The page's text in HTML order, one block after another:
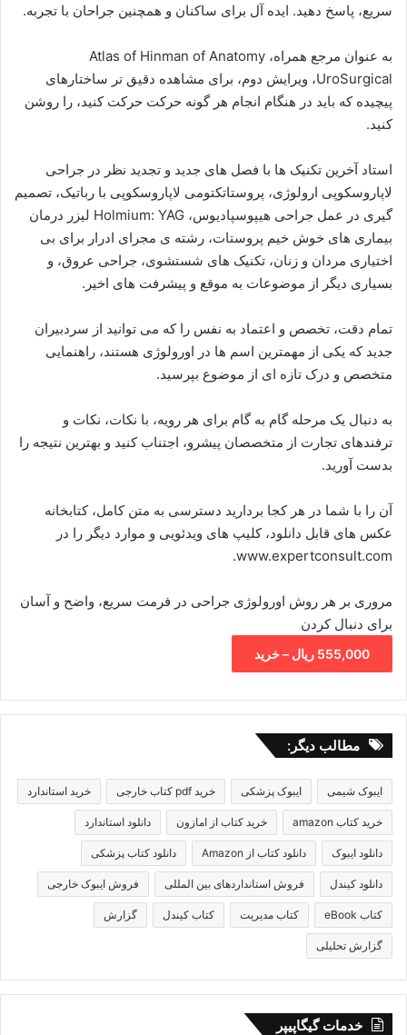
سریع، پاسخ دهید. ایده آل برای ساکنان و همچنین جراحان با تجربه.
به عنوان مرجع همراه، Atlas of Hinman of Anatomy
UroSurgical، ویرایش دوم، برای مشاهده دقیق تر ساختارهای
پیچیده که باید در هنگام انجام هر گونه حرکت حرکت کنید، را روشن
کنید.
استاد آخرین تکنیک ها با فصل های جدید و تجدید نظر در جراحی
لاپاروسکوپی ارولوژی، پروستاتکتومی لاپاروسکوپی با رباتیک، تصمیم
گیری در عمل جراحی هیپوسپادیوس، Holmium: YAG لیزر درمان
بیماری های خوش خیم پروستات، رشته ی مجرای ادرار برای بی
اختیاری مردان و زنان، تکنیک های شستشوی، جراحی عروق، و
بسیاری دیگر از موضوعات به موقع و پیشرفت های اخیر.
تمام دقت، تخصص و اعتماد به نفس را که می توانید از سردبیران
جدید که یکی از مهمترین اسم ها در اورولوژی هستند، راهنمایی
متخصص و درک تازه ای از موضوع بپرسید.
به دنبال یک مرحله گام به گام برای هر رویه، با نکات، نکات و
ترفندهای تجارت از متخصصان پیشرو، اجتناب کنید و بهترین نتیجه را
بدست آورید.
آن را با شما در هر کجا بردارید دسترسی به متن کامل، کتابخانه
عکس های قابل دانلود، کلیپ های ویدئویی و موارد دیگر را در
www.expertconsult.com.
مروری بر هر روش اورولوژی جراحی در فرمت سریع، واضح و آسان
برای دنبال کردن
555,000 ریال – خرید
مطالب دیگر:
ایبوک شیمی ایبوک پزشکی خرید pdf کتاب خارجی خرید استاندارد
خرید کتاب amazon خرید کتاب از امازون دانلود استاندارد
دانلود ایبوک دانلود کتاب از Amazon دانلود کتاب پزشکی
دانلود کیندل فروش استانداردهای بین المللی فروش ایبوک خارجی
کتاب eBook کتاب مدیریت کتاب کیندل گزارش
گزارش تحلیلی
خدمات گیگاپیپر